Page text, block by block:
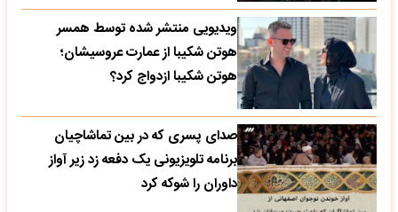
ویدیویی منتشر شده توسط همسر
هوتن شکیبا از عمارت عروسیشان؛
هوتن شکیبا ازدواج کرد؟
صدای پسری که در بین تماشاچیان
برنامه تلویزیونی یک دفعه زد زیر آواز
داوران را شوکه کرد